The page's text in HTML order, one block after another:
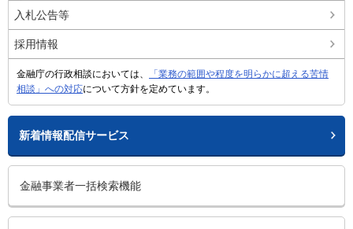
入札公告等
採用情報
金融庁の行政相談においては、
「業務の範囲や程度を明らかに超える苦情
相談」への対応について方針を定めています。
新着情報配信サービス
金融事業者一括検索機能